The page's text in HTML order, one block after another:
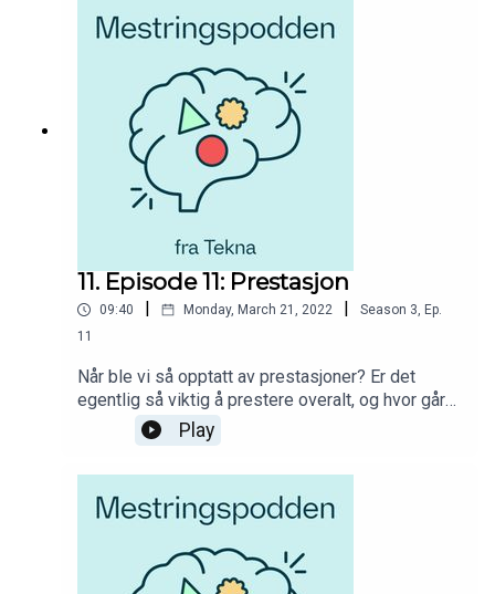
studietiden. Du får høre fra studenter som deler
av sine erfaringer og opplevelser fra
fagpersoner.
11. Episode 11: Prestasjon
09:40 Monday, March 21, 2022 Season 3, Ep.
11
Når ble vi så opptatt av prestasjoner? Er det
egentlig så viktig å prestere overalt, og hvor går
skillet mellom sunt og usunt prestasjonspress? I
Mestringspodden fra Tekna får du råd og hjelp til
hvordan du skal møte utfordringer og muligheter i
studietiden. Du får høre fra studenter som deler
av sine erfaringer og opplevelser fra
fagpersoner.
Play